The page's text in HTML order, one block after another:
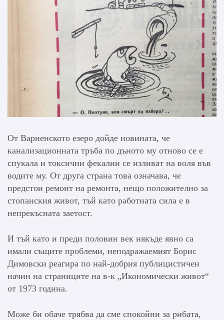
От Варненското езеро дойде новината, че
канализационната тръба по дъното му отново се е
спукала и токсични фекалии се изливат на воля във
водите му. От друга страна това означава, че
предстои ремонт на ремонта, нещо положително за
стопанския живот, тъй като работната сила е в
непрекъсната заетост.
И тъй като и преди половин век някъде явно са
имали същите проблеми, неподражаемият Борис
Димовски реагира по най-добрия публицистичен
начин на страниците на в-к „Икономически живот“
от 1973 година.
Може би обаче трябва да сме спокойни за рибата,